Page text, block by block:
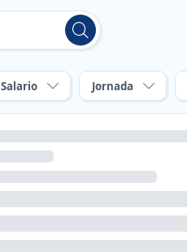
Salario Jornada